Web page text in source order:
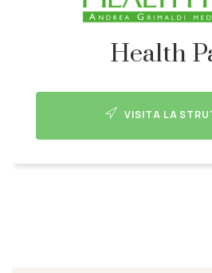
Health
VISITA LA